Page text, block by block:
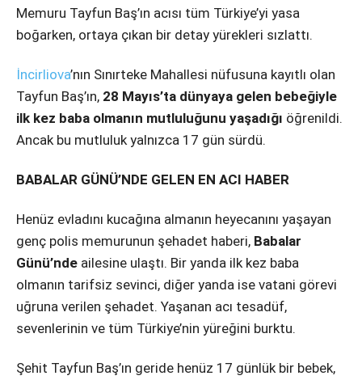
Memuru Tayfun Baş’ın acısı tüm Türkiye’yi yasa
boğarken, ortaya çıkan bir detay yürekleri sızlattı.
İncirliova’nın Sınırteke Mahallesi nüfusuna kayıtlı olan
Tayfun Baş’ın, 28 Mayıs’ta dünyaya gelen bebeğiyle
ilk kez baba olmanın mutluluğunu yaşadığı öğrenildi.
Ancak bu mutluluk yalnızca 17 gün sürdü.
BABALAR GÜNÜ’NDE GELEN EN ACI HABER
Henüz evladını kucağına almanın heyecanını yaşayan
genç polis memurunun şehadet haberi, Babalar
Günü’nde ailesine ulaştı. Bir yanda ilk kez baba
olmanın tarifsiz sevinci, diğer yanda ise vatani görevi
uğruna verilen şehadet. Yaşanan acı tesadüf,
sevenlerinin ve tüm Türkiye’nin yüreğini burktu.
Şehit Tayfun Baş’ın geride henüz 17 günlük bir bebek,